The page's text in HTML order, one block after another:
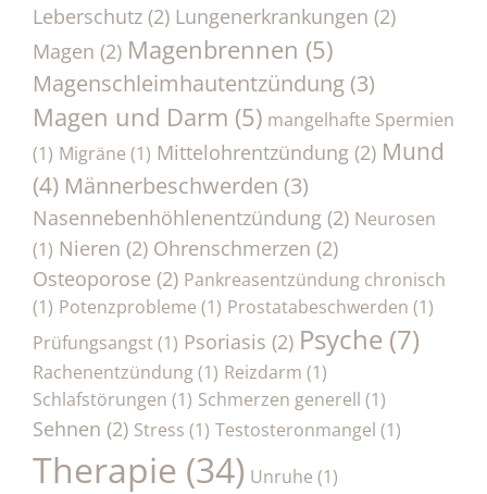
Leberschutz (2) Lungenerkrankungen (2)
Magen (2) Magenbrennen (5)
Magenschleimhautentzündung (3)
Magen und Darm (5) mangelhafte Spermien
(1) Migräne (1) Mittelohrentzündung (2) Mund
(4) Männerbeschwerden (3)
Nasennebenhöhlenentzündung (2) Neurosen
(1) Nieren (2) Ohrenschmerzen (2)
Osteoporose (2) Pankreasentzündung chronisch
(1) Potenzprobleme (1) Prostatabeschwerden (1)
Prüfungsangst(1) Psoriasis (2) Psyche (7)
Rachenentzündung(1) Reizdarm (1)
Schlafstörungen (1) Schmerzen generell (1)
Sehnen (2) Stress (1) Testosteronmangel (1)
Therapie (34) Unruhe (1)